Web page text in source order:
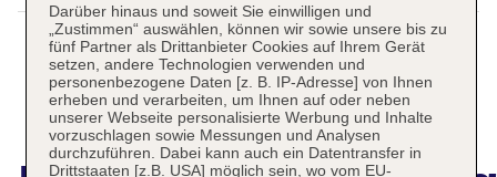
Darüber hinaus und soweit Sie einwilligen und
„Zustimmen“ auswählen, können wir sowie unsere bis zu
fünf Partner als Drittanbieter Cookies auf Ihrem Gerät
setzen, andere Technologien verwenden und
personenbezogene Daten [z. B. IP-Adresse] von Ihnen
erheben und verarbeiten, um Ihnen auf oder neben
unserer Webseite personalisierte Werbung und Inhalte
vorzuschlagen sowie Messungen und Analysen
durchzuführen. Dabei kann auch ein Datentransfer in
Drittstaaten [z.B. USA] möglich sein, wo vom EU-